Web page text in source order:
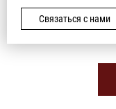
Связаться с нами